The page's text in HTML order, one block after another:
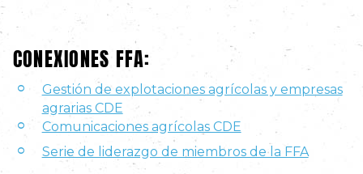
CONEXIONES FFA:
Gestión de explotaciones agrícolas y empresas
agrarias CDE
Comunicaciones agrícolas CDE
Serie de liderazgo de miembros de la FFA